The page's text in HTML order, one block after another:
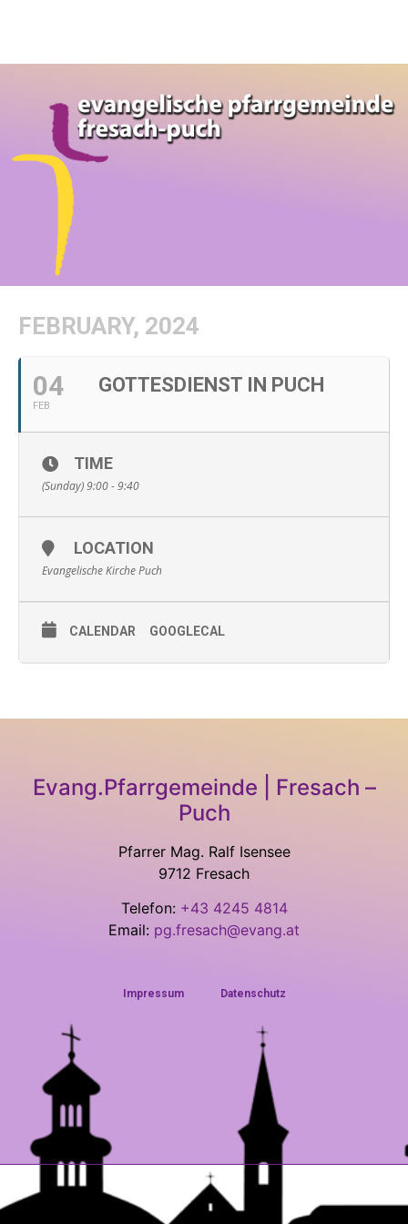
FEBRUARY, 2024
04
FEB
GOTTESDIENST IN PUCH
TIME
(Sunday) 9:00 - 9:40
LOCATION
Evangelische Kirche Puch
CALENDAR GOOGLECAL
Evang.Pfarrgemeinde | Fresach –
Puch
Pfarrer Mag. Ralf Isensee
9712 Fresach
Telefon: +43 4245 4814
Email: pg.fresach@evang.at
Impressum Datenschutz